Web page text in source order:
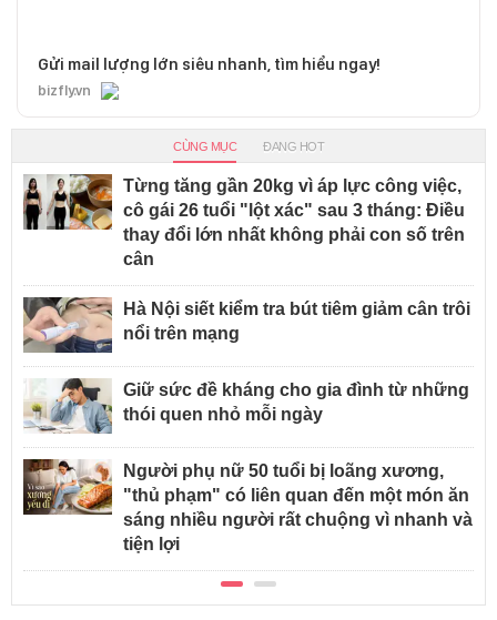
Gửi mail lượng lớn siêu nhanh, tìm hiểu ngay!
bizfly.vn
CÙNG MỤC ĐANG HOT
Từng tăng gần 20kg vì áp lực công việc,
cô gái 26 tuổi "lột xác" sau 3 tháng: Điều
thay đổi lớn nhất không phải con số trên
cân
Hà Nội siết kiểm tra bút tiêm giảm cân trôi
nổi trên mạng
Giữ sức đề kháng cho gia đình từ những
thói quen nhỏ mỗi ngày
Người phụ nữ 50 tuổi bị loãng xương,
"thủ phạm" có liên quan đến một món ăn
sáng nhiều người rất chuộng vì nhanh và
tiện lợi